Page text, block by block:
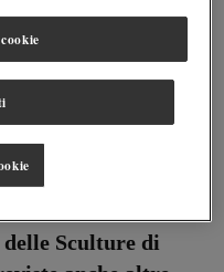
di Harbin
una fra le tre più importanti
e la neve. Artisti e
a colpi di scalpello, per
affascinante e molti turisti
le diverse
Sculture di